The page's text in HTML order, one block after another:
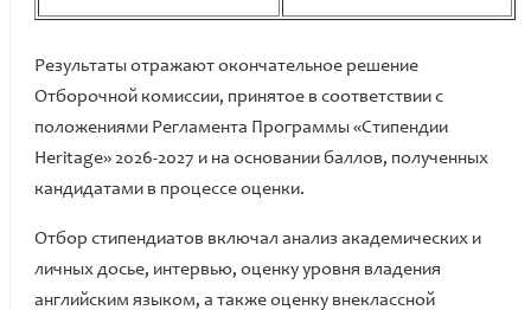
Результаты отражают окончательное решение
Отборочной комиссии, принятое в соответствии с
положениями Регламента Программы «Стипендии
Heritage» 2026-2027 и на основании баллов, полученных
кандидатами в процессе оценки.
Отбор стипендиатов включал анализ академических и
личных досье, интервью, оценку уровня владения
английским языком, а также оценку внеклассной